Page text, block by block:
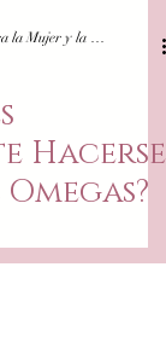
Equipo FisioLacta. Salud para la Mujer y la Familia
Hacerse